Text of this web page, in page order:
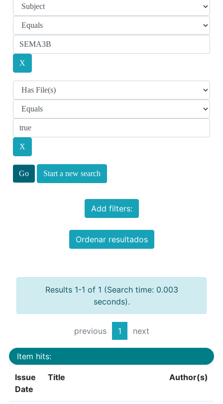
Start a new search
Add filters:
Ordenar resultados
Results 1-1 of 1 (Search time: 0.003
seconds).
previous 1 next
Item hits:
Issue
Date
Title Author(s)